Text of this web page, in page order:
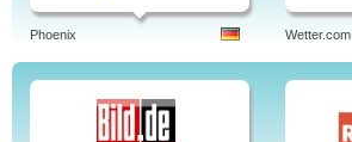
Phoenix Wetter.com